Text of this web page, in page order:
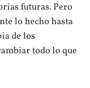
futuras. Pero
lo hecho hasta
de los
todo lo que